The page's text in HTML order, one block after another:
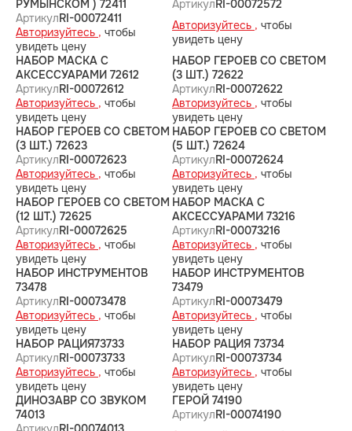
РУМЫНСКОМ ) 72411
АртикулRI-00072411
Авторизуйтесь , чтобы
увидеть цену
АртикулRI-00072572
Авторизуйтесь , чтобы
увидеть цену
НАБОР МАСКА С
АКСЕССУАРАМИ 72612
АртикулRI-00072612
Авторизуйтесь , чтобы
увидеть цену
НАБОР ГЕРОЕВ СО СВЕТОМ
(3 ШТ.) 72622
АртикулRI-00072622
Авторизуйтесь , чтобы
увидеть цену
НАБОР ГЕРОЕВ СО СВЕТОМ
(3 ШТ.) 72623
АртикулRI-00072623
Авторизуйтесь , чтобы
увидеть цену
НАБОР ГЕРОЕВ СО СВЕТОМ
(5 ШТ.) 72624
АртикулRI-00072624
Авторизуйтесь , чтобы
увидеть цену
НАБОР ГЕРОЕВ СО СВЕТОМ
(12 ШТ.) 72625
АртикулRI-00072625
Авторизуйтесь , чтобы
увидеть цену
НАБОР МАСКА С
АКСЕССУАРАМИ 73216
АртикулRI-00073216
Авторизуйтесь , чтобы
увидеть цену
НАБОР ИНСТРУМЕНТОВ
73478
АртикулRI-00073478
Авторизуйтесь , чтобы
увидеть цену
НАБОР ИНСТРУМЕНТОВ
73479
АртикулRI-00073479
Авторизуйтесь , чтобы
увидеть цену
НАБОР РАЦИЯ73733
АртикулRI-00073733
Авторизуйтесь , чтобы
увидеть цену
НАБОР РАЦИЯ 73734
АртикулRI-00073734
Авторизуйтесь , чтобы
увидеть цену
ДИНОЗАВР СО ЗВУКОМ
74013
ГЕРОЙ 74190
АртикулRI-00074190